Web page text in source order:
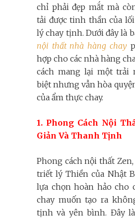
chỉ phải đẹp mắt mà
tải được tinh thần của
lý chay tịnh. Dưới đây là
nội thất nhà hàng chay
hợp cho các nhà hàng
cách mang lại một trải
biệt nhưng vẫn hòa
của ẩm thực chay.
1. Phong Cách Nội
Giản Và Thanh Tịnh
Phong cách nội thất
triết lý Thiền của Nhật
lựa chọn hoàn hảo cho
chay muốn tạo ra
tịnh và yên bình. Đây